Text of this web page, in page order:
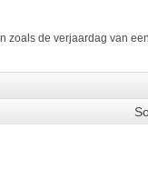
zoals de verjaardag van